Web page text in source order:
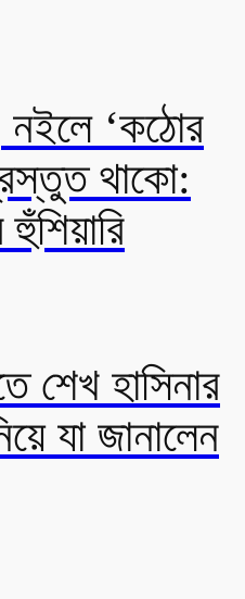
‘কঠোর
থাকো:
শেখ হাসিনার
যা জানালেন